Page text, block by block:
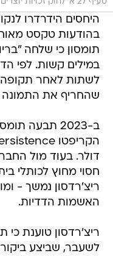
סעיף 27 א' לחוק זכויות יוצרים
היחסים הידרדרו
בהודעות טקסט
תומסון כי שלחה
במילים קשות. לפי
לשתות לאחר
שהחריף את התמונה
ב-2023 תבעה
דולר. בעוד מול
חסוי מחוץ לכותלי
ריצ'רדסון נמשך -
האשמות הדדיות.
לשעבר, שביצע